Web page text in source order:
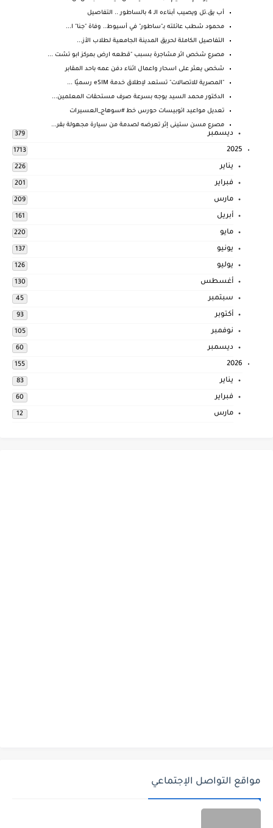
أب يق.تل ويصيب أبناءه الـ 4 بالساطور .. التفاصيل
محمود شطب عائلته بـ"ساطور" في أسيوط.. وفاة "جنا" ا...
التفاصيل الكاملة لحريق المدينة الجامعية لطلاب الأز...
مصرع شخص اثر مشاجرة بسبب "قطعه ارض بمركز ابو تشت ...
شخص يعثر على اسحار واعمال اثناء دفن عمه باحد المقابر
"المصرية للاتصالات" تستعد لإطلاق خدمة eSIM رسميًا ...
الدكتور محمد السيد يوجه بسرعة صرف مستحقات المعلمين...
تعديل مواعيد اتوبيسات حورس خط #سوهاج_العسيرات
مصرع مسن ستينى إثر تعرضه لصدمة من سيارة مجهولة بقر...
ديسمبر 379
2025
1713
يناير 226
فبراير 201
مارس 209
أبريل 161
مايو 220
يونيو 137
يوليو 126
أغسطس 130
سبتمبر 45
أكتوبر 93
نوفمبر 105
ديسمبر 60
2026
155
يناير 83
فبراير 60
مارس 12
مواقع التواصل الإجتماعي